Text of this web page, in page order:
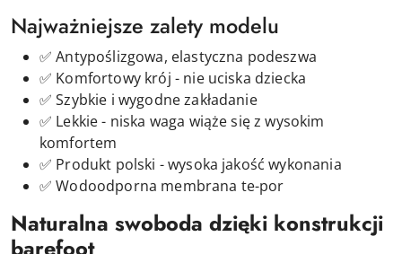
Najważniejsze zalety modelu
✅ Antypoślizgowa, elastyczna podeszwa
✅ Komfortowy krój - nie uciska dziecka
✅ Szybkie i wygodne zakładanie
✅ Lekkie - niska waga wiąże się z wysokim
komfortem
✅ Produkt polski - wysoka jakość wykonania
✅ Wodoodporna membrana te-por
Naturalna swoboda dzięki konstrukcji